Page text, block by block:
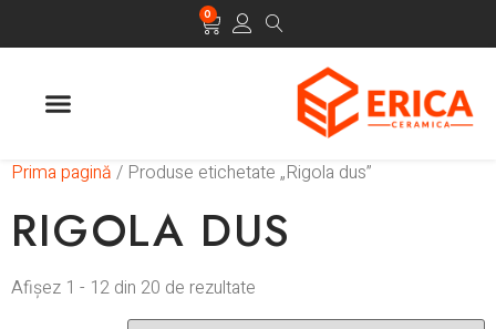
0
Prima pagină / Produse etichetate „Rigola dus”
RIGOLA DUS
Afișez 1 - 12 din 20 de rezultate